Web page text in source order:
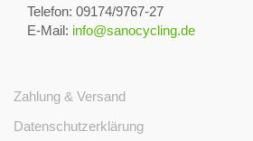
Telefon: 09174/9767-27
E-Mail: info@sanocycling.de
Zahlung & Versand
Datenschutzerklärung